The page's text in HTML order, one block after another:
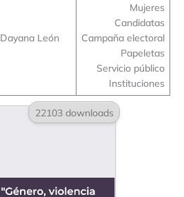
Dayana León
Mujeres
Candidatas
Campaña electoral
Papeletas
Servicio público
Instituciones
22103 downloads